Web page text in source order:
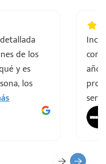
de los
y es
los